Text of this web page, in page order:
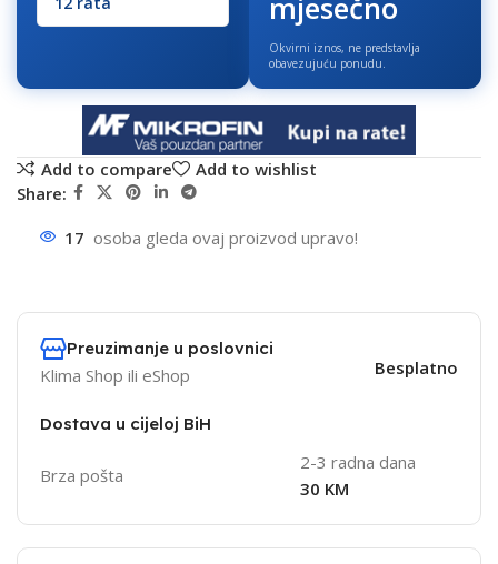
mjesečno
Okvirni iznos, ne predstavlja
obavezujuću ponudu.
Add to compare
Add to wishlist
Share:
17 osoba gleda ovaj proizvod upravo!
Preuzimanje u poslovnici
Klima Shop ili eShop Besplatno
Dostava u cijeloj BiH
Brza pošta
2-3 radna dana
30 KM